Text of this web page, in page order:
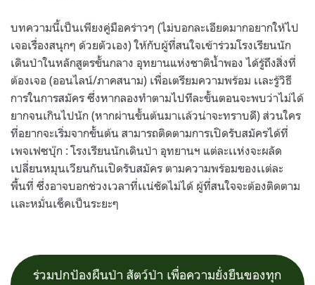
บทความนี้เป็นเพียงคู่มือคร่าวๆ (ไม่บอกละเอียดมากอยากให้ไป
เจอเรื่องสนุกๆ ด้วยตัวเอง) ให้กับผู้ที่สนใจเข้าร่วมโรงเรียนนัก
เดินป่าในหลักสูตรขั้นกลาง อุทยานแห่งชาติน้ำพอง ได้รู้ถึงสิ่งที่
ต้องเจอ (ออนไลน์/ภาคสนาม) เพื่อเตรียมความพร้อม เเละรู้วิธี
การในการสมัคร ซึ่งหากลองทำตามไปทีละขั้นตอนจะพบว่าไม่ได้
ยากจนเกินไปนัก (หากผ่านขั้นต้นมาเเล้วน่าจะทราบดี) ส่วนใคร
ที่อยากจะเริ่มจากขั้นต้น สามารถติดตามการเปิดรับสมัครได้ที่
เพจเฟซบุ๊ก : โรงเรียนนักเดินป่า อุทยานฯ แต่ละเเห่งจะผลัด
เปลี่ยนหมุนเวียนกันเปิดรับสมัคร ตามความพร้อมของเเต่ละ
พื้นที่ ซึ่งอาจบอกช่วงเวลาที่เเน่ชัดไม่ได้ ผู้ที่สนใจจะต้องติดตาม
เเละหมั่นเช็คเป็นระยะๆ
ร่วมปกป้องผืนป่า สัตว์ป่า เพื่อความยั่งยืนของทุก